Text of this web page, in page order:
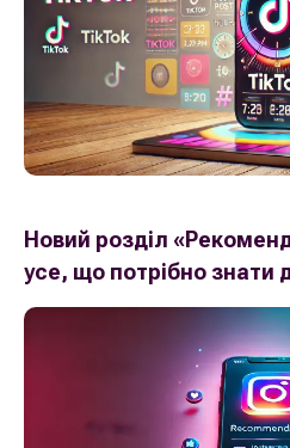
Новий розділ
усе, що потрібно знати